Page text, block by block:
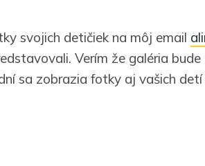
svojich detičiek na môj email
Verím že galéria
sa zobrazia fotky aj vašich